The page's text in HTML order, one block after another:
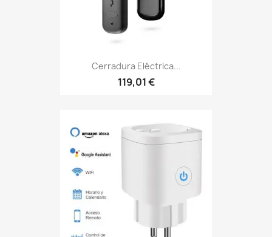
Cerradura Eléctrica...
119,01 €